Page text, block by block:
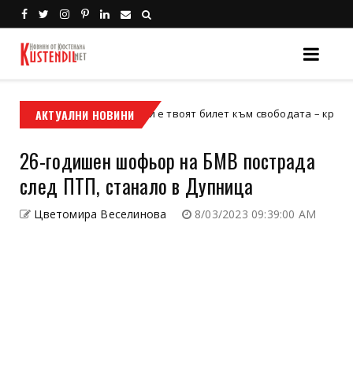
АКТУАЛНИ НОВИНИ
кросов мотор Кой е твоят билет към свободата – кросовият
26-годишен шофьор на БМВ пострада
след ПТП, станало в Дупница
Цветомира Веселинова 8/03/2023 09:39:00 AM